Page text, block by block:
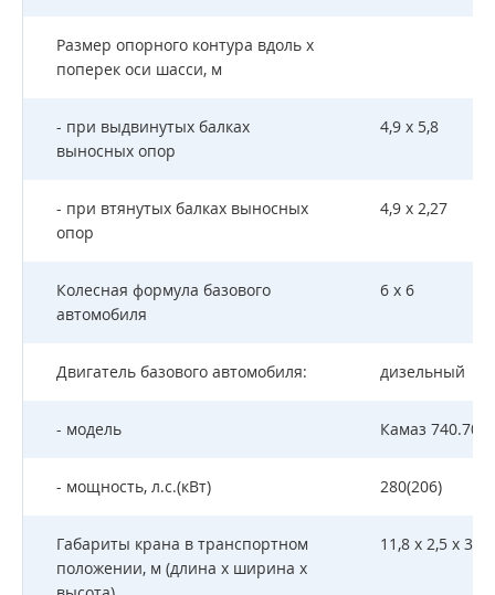
Размер опорного контура вдоль х
поперек оси шасси, м
- при выдвинутых балках
выносных опор
4,9 х 5,8
- при втянутых балках выносных
опор
4,9 х 2,27
Колесная формула базового
автомобиля
6 х 6
Двигатель базового автомобиля: дизельный
- модель Камаз 740.705
- мощность, л.с.(кВт) 280(206)
Габариты крана в транспортном
положении, м (длина х ширина х
11,8 х 2,5 х 3,89